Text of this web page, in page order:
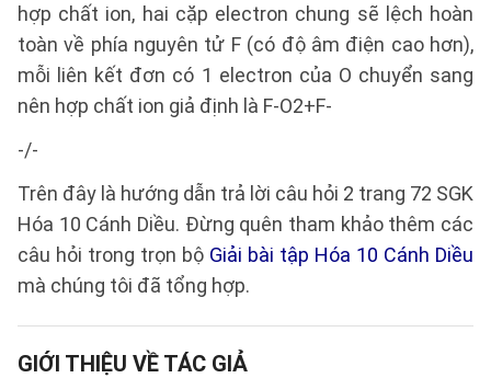
hợp chất ion, hai cặp electron chung sẽ lệch hoàn
toàn về phía nguyên tử F (có độ âm điện cao hơn),
mỗi liên kết đơn có 1 electron của O chuyển sang
nên hợp chất ion giả định là F-O2+F-
-/-
Trên đây là hướng dẫn trả lời câu hỏi 2 trang 72 SGK
Hóa 10 Cánh Diều. Đừng quên tham khảo thêm các
câu hỏi trong trọn bộ Giải bài tập Hóa 10 Cánh Diều
mà chúng tôi đã tổng hợp.
GIỚI THIỆU VỀ TÁC GIẢ